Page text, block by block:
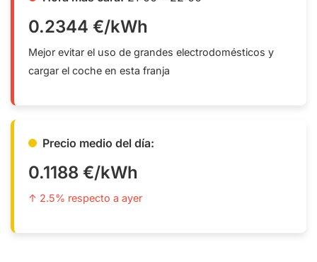
0.2344 €/kWh
Mejor evitar el uso de grandes electrodomésticos y
cargar el coche en esta franja
Precio medio del día:
0.1188 €/kWh
↑ 2.5% respecto a ayer